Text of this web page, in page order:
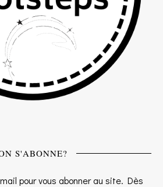
S'ABONNE?
pour vous abonner au site. Dès